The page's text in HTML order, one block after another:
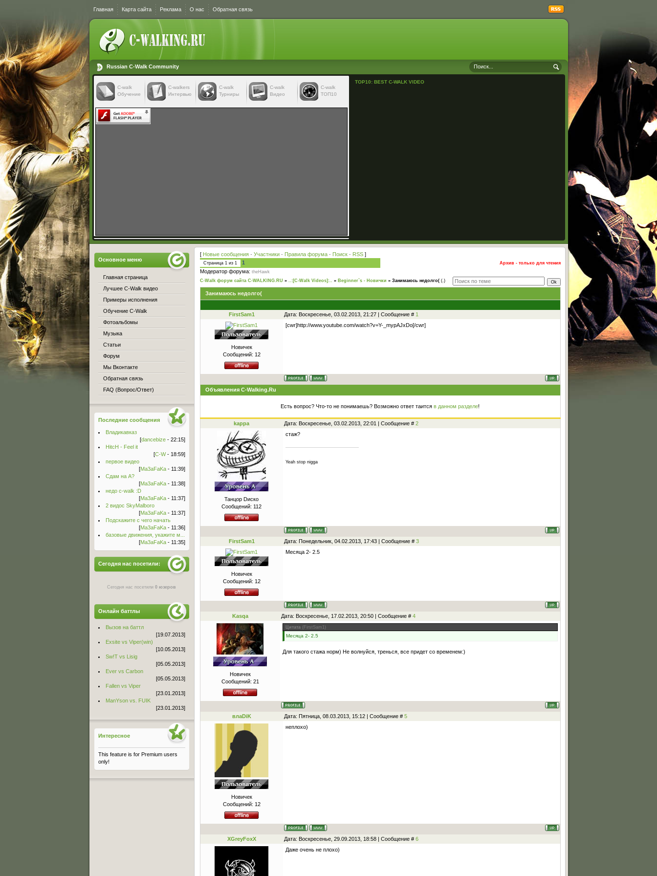
Главная Карта сайта Реклама О нас Обратная связь
Russian C-Walk Community
C-walk
Обучение
C-walkers
Интервью
С-walk
Турниры
С-walk
Видео
C-walk
ТОП10
TOP10: BEST C-WALK VIDEO
[ Новые сообщения· Участники· Правила форума· Поиск· RSS]
Страница 1из 1 1 Архив - только для чтения
Модератор форума: theHawk
C-Walk форум сайта C-WALKING.RU » ..:[C-Walk Videos]:.. » Beginner`s - Новички » Занимаюсь недолго( (.)
Занимаюсь недолго(
FirstSam1 Дата: Воскресенье, 03.02.2013, 21:27 | Сообщение # 1
Новичек
Сообщений: 12
[cwr]http://www.youtube.com/watch?v=Y-_mypAJxDo[/cwr]
Объявления C-Walking.Ru
Есть вопрос? Что-то не понимаешь? Возможно ответ таится в данном разделе!
kappa Дата: Воскресенье, 03.02.2013, 22:01 | Сообщение # 2
Танцор Dиско
Сообщений: 112
стаж?
Yeah stop nigga
FirstSam1 Дата: Понедельник, 04.02.2013, 17:43 | Сообщение # 3
Новичек
Сообщений: 12
Месяца 2- 2.5
Kasqa Дата: Воскресенье, 17.02.2013, 20:50 | Сообщение # 4
Новичек
Сообщений: 21
Цитата(FirstSam1)
Месяца 2- 2.5
Для такого стажа норм) Не волнуйся, тренься, все придет со временем:)
влаDiK Дата: Пятница, 08.03.2013, 15:12 | Сообщение # 5
Новичек
Сообщений: 12
неплохо)
XGreyFoxX Дата: Воскресенье, 29.09.2013, 18:58 | Сообщение # 6
Даже очень не плохо)
Основное меню
Главная страница
Лучшее C-Walk видео
Примеры исполнения
Обучение C-Walk
Фотоальбомы
Музыка
Статьи
Форум
Мы Вконтакте
Обратная связь
FAQ (Вопрос/Ответ)
Последние сообщения
Владикавказ
[dancebize- 22:15]
HitcH - Feel it
[C-W- 18:59]
первое видео
[Ma3aFaKa- 11:39]
Сдам на А?
[Ma3aFaKa- 11:38]
недо c-walk :D
[Ma3aFaKa- 11:37]
2 видос SkyMalboro
[Ma3aFaKa- 11:37]
Подскажите с чего начать
[Ma3aFaKa- 11:36]
базовые движения, укажите м...
[Ma3aFaKa- 11:35]
Сегодня нас посетили:
Сегодня нас посетили 0 юзеров
Онлайн баттлы
Вызов на баттл
[19.07.2013]
Exsite vs Viper(win)
[10.05.2013]
Sw!T vs Lisig
[05.05.2013]
Ever vs Carbon
[05.05.2013]
Fallen vs Viper
[23.01.2013]
ManYson vs. FUIK
[23.01.2013]
Интересное
This feature is for Premium users
only!